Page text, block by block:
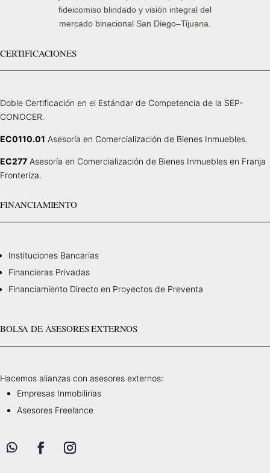
fideicomiso blindado y visión integral del
mercado binacional San Diego–Tijuana.
CERTIFICACIONES
Doble Certificación en el Estándar de Competencia de la SEP-
CONOCER.
EC0110.01 Asesoría en Comercialización de Bienes Inmuebles.
EC277 Asesoría en Comercialización de Bienes Inmuebles en Franja
Fronteriza.
FINANCIAMIENTO
Instituciones Bancarias
Financieras Privadas
Financiamiento Directo en Proyectos de Preventa
BOLSA DE ASESORES EXTERNOS
Hacemos alianzas con asesores externos:
Empresas Inmobilirias
Asesores Freelance